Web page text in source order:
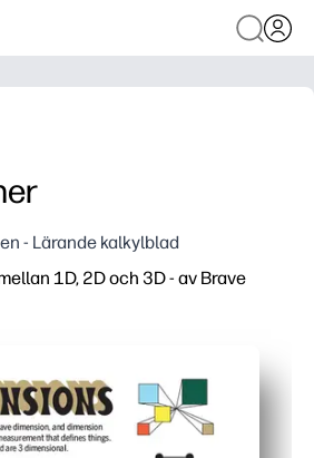
- Lärande kalkylblad
1D, 2D och 3D - av Brave